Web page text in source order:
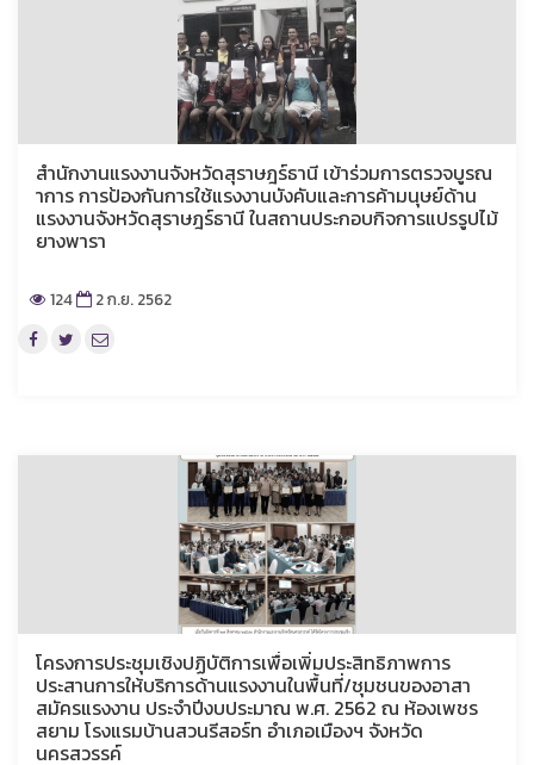
สำนักงานแรงงานจังหวัดสุราษฎร์ธานี เข้าร่วมการตรวจบูรณ
าการ การป้องกันการใช้แรงงานบังคับและการค้ามนุษย์ด้าน
แรงงานจังหวัดสุราษฎร์ธานี ในสถานประกอบกิจการแปรรูปไม้
ยางพารา
124 2 ก.ย. 2562
โครงการประชุมเชิงปฏิบัติการเพื่อเพิ่มประสิทธิภาพการ
ประสานการให้บริการด้านแรงงานในพื้นที่/ชุมชนของอาสา
สมัครแรงงาน ประจำปีงบประมาณ พ.ศ. 2562 ณ ห้องเพชร
สยาม โรงแรมบ้านสวนรีสอร์ท อำเภอเมืองฯ จังหวัด
นครสวรรค์